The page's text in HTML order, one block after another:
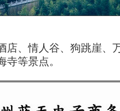
店、情人谷、狗跳崖、
等景点。